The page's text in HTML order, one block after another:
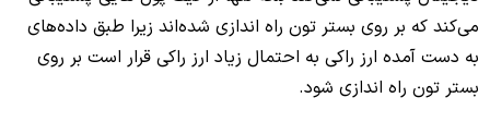
می‌کند که بر روی بستر تون راه اندازی شده‌اند زیرا طبق داده‌های
به دست آمده ارز راکی به احتمال زیاد ارز راکی قرار است بر روی
بستر تون راه اندازی شود.